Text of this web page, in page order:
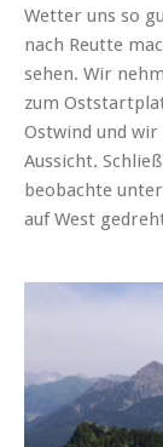
Wetter uns so
nach Reutte
sehen. Wir
zum
Ostwind und wir
Aussicht.
beobachte
auf West